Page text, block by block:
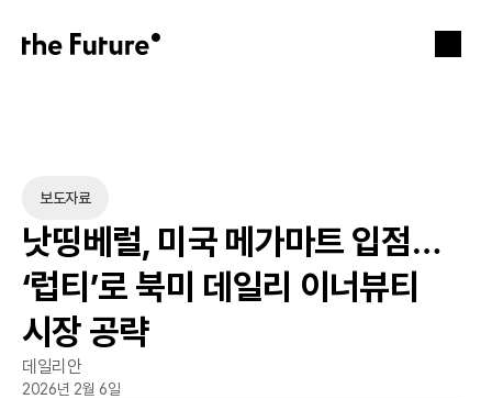
보도자료
낫띵베럴, 미국 메가마트 입점…
‘럽티’로 북미 데일리 이너뷰티
시장 공략
데일리안
2026년 2월 6일